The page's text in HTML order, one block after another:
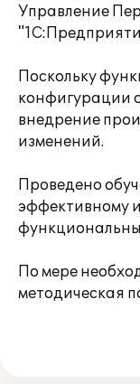
Управление
Поскольку
конфигурации
внедрение
изменений.
Проведено
эффективному
По мере
методическая